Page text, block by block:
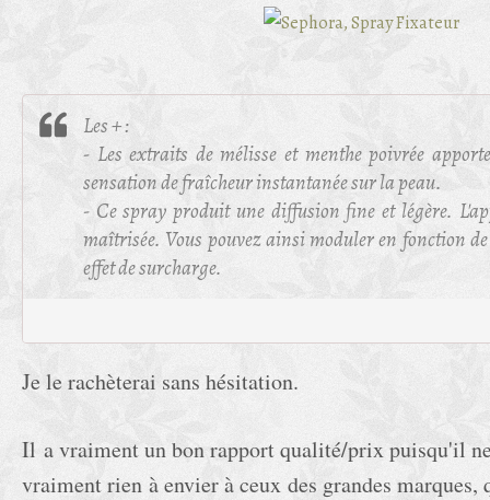
Les + :
- Les extraits de mélisse et menthe poivrée
sensation de fraîcheur instantanée sur la peau.
- Ce spray produit une diffusion fine et légère.
maîtrisée. Vous pouvez ainsi moduler en fonction
effet de surcharge.
Je le rachèterai sans hésitation.
Il a vraiment un bon rapport qualité/prix puisqu'il
vraiment rien à envier à ceux des grandes